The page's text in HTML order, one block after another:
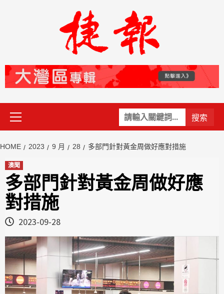
關
鍵
Primary
Menu
HOME 2023 9 月 28 多部門針對黃金周做好應對措施
澳聞
多部門針對黃金周做好應
對措施
2023-09-28